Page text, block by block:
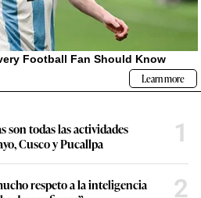
son todas las actividades
Cusco y Pucallpa
1
respeto a la inteligencia
2